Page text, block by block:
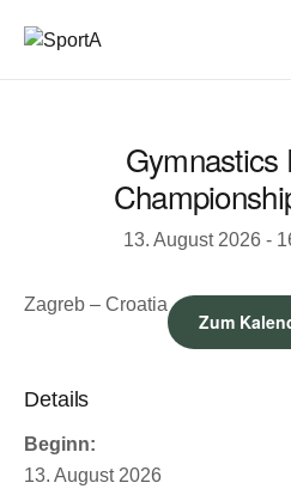
Gymnastics
13. August 2026-
Zagreb – Croatia
Zum
Details
Beginn:
13. August 2026